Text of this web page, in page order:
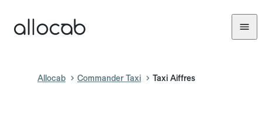
Allocab Commander Taxi Taxi Aiffres